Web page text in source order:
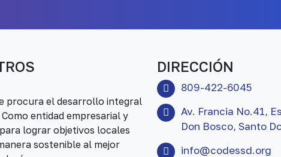
procura el desarrollo integral
entidad empresarial y
lograr objetivos locales
sostenible al mejor
DIRECCIÓN
809-422-6045
Av. Francia No.41,
Don Bosco, Santo
info@codessd.org